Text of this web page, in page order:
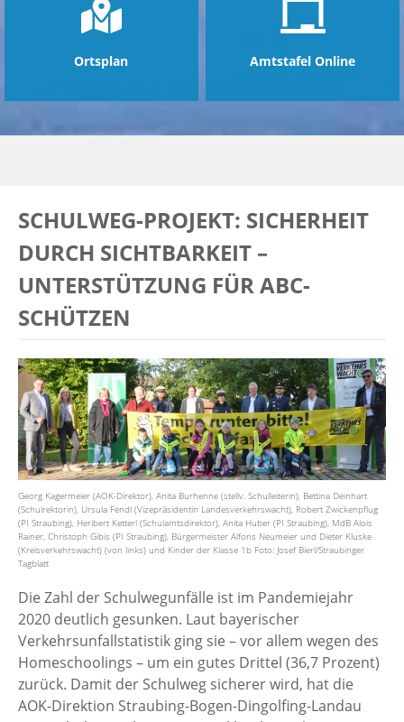
Ortsplan Amtstafel Online
SCHULWEG-PROJEKT: SICHERHEIT
DURCH SICHTBARKEIT –
UNTERSTÜTZUNG FÜR ABC-
SCHÜTZEN
Georg Kagermeier (AOK-Direktor), Anita Burhenne (stellv. Schulleiterin), Bettina Deinhart
(Schulrektorin), Ursula Fendl (Vizepräsidentin Landesverkehrswacht), Robert Zwickenpflug
(PI Straubing), Heribert Ketterl (Schulamtsdirektor), Anita Huber (PI Straubing), MdB Alois
Rainer, Christoph Gibis (PI Straubing), Bürgermeister Alfons Neumeier und Dieter Kluske
(Kreisverkehrswacht) (von links) und Kinder der Klasse 1b Foto: Josef Bierl/Straubinger
Tagblatt
Die Zahl der Schulwegunfälle ist im Pandemiejahr
2020 deutlich gesunken. Laut bayerischer
Verkehrsunfallstatistik ging sie – vor allem wegen des
Homeschoolings – um ein gutes Drittel (36,7 Prozent)
zurück. Damit der Schulweg sicherer wird, hat die
AOK-Direktion Straubing-Bogen-Dingolfing-Landau